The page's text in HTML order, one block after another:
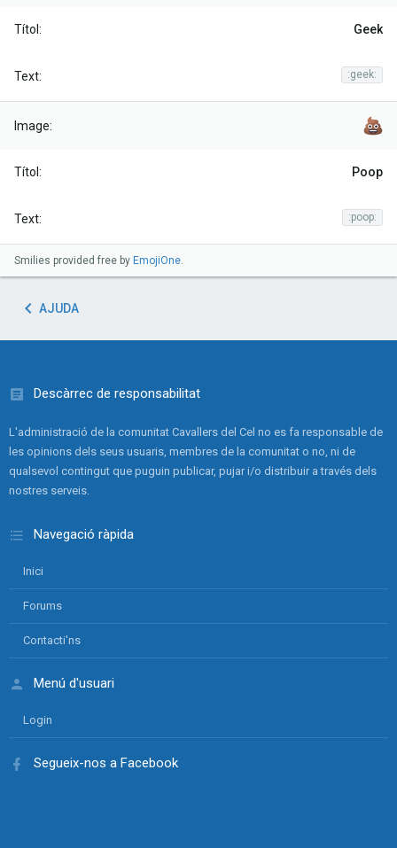
Geek
:geek:
Poop
:poop:
Smilies provided free by EmojiOne.
AJUDA
Descàrrec de responsabilitat
L'administració de la comunitat Cavallers del Cel no es fa responsable de
les opinions dels seus usuaris, membres de la comunitat o no, ni de
qualsevol contingut que puguin publicar, pujar i/o distribuir a través dels
nostres serveis.
Navegació ràpida
Inici
Forums
Contacti'ns
Menú d'usuari
Login
Segueix-nos a Facebook